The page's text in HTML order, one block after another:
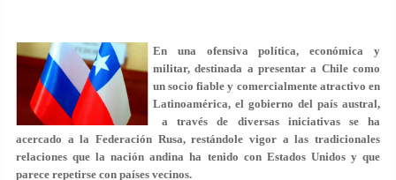
En una ofensiva política, económica y
militar, destinada a presentar a Chile como
un socio fiable y comercialmente atractivo en
Latinoamérica, el gobierno del país austral,
a través de diversas iniciativas se ha
acercado a la Federación Rusa, restándole vigor a las tradicionales
relaciones que la nación andina ha tenido con Estados Unidos y que
parece repetirse con países vecinos.